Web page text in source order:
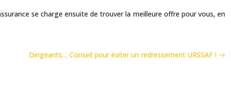
se charge ensuite de trouver la meilleure offre pour vous, en
Dirigeants… Conseil pour éviter un redressement URSSAF !